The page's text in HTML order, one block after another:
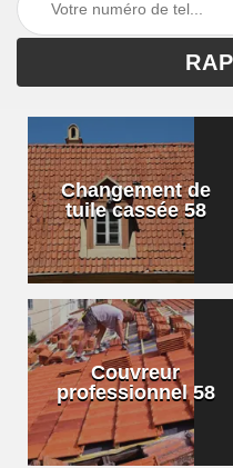
Changement de
tuile cassée 58
Couvreur
professionnel 58